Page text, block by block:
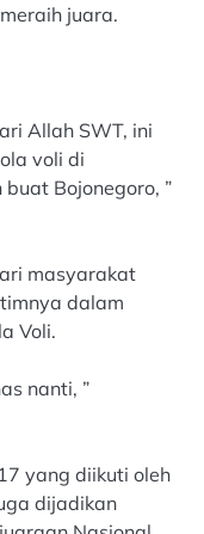
juara.
Allah SWT, ini
voli di
Bojonegoro, ”
masyarakat
dalam
Voli.
nanti, ”
yang diikuti oleh
dijadikan